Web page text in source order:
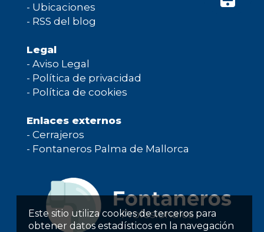
Este sitio utiliza cookies de terceros para
obtener datos estadísticos en la navegación
- Ubicaciones
- RSS del blog
Legal
- Aviso Legal
- Política de privacidad
- Política de cookies
Enlaces externos
- Cerrajeros
- Fontaneros Palma de Mallorca